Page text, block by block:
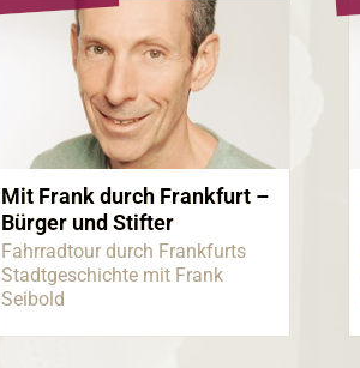
Mit Frank durch Frankfurt –
Bürger und Stifter
Fahrradtour durch Frankfurts
Stadtgeschichte mit Frank
Seibold